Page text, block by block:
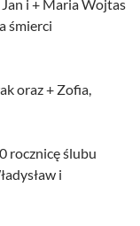
Jan i + Maria Wojtas
śmierci
oraz + Zofia,
rocznicę ślubu
i